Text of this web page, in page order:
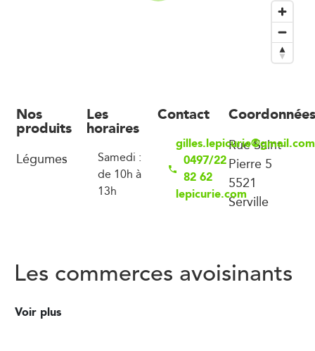
Nos
produits
Légumes
Les
horaires
Samedi :
de 10h à
13h
Contact
gilles.lepicurie@gmail.com
0497/22
82 62
lepicurie.com
Coordonnées
Rue Saint-
Pierre 5
5521
Serville
Les commerces avoisinants
Voir plus